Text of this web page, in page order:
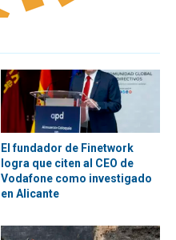
El fundador de Finetwork
logra que citen al CEO de
Vodafone como investigado
en Alicante